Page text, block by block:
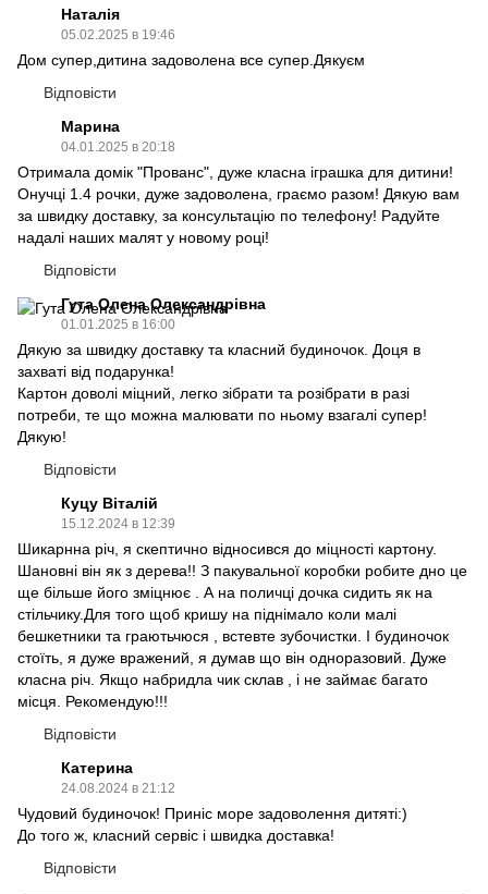
Наталія
05.02.2025 в 19:46
Дом супер,дитина задоволена все супер.Дякуєм
Відповісти
Марина
04.01.2025 в 20:18
Отримала домік "Прованс", дуже класна іграшка для дитини!
Онучці 1.4 рочки, дуже задоволена, граємо разом! Дякую вам
за швидку доставку, за консультацію по телефону! Радуйте
надалі наших малят у новому році!
Відповісти
Гута Олена Олександрівна
01.01.2025 в 16:00
Дякую за швидку доставку та класний будиночок. Доця в
захваті від подарунка!
Картон доволі міцний, легко зібрати та розібрати в разі
потреби, те що можна малювати по ньому взагалі супер!
Дякую!
Відповісти
Куцу Віталій
15.12.2024 в 12:39
Шикарнна річ, я скептично відносився до міцності картону.
Шановні він як з дерева!! З пакувальної коробки робите дно це
ще більше його зміцнює . А на поличці дочка сидить як на
стільчику.Для того щоб кришу на піднімало коли малі
бешкетники та граютьчюся , встевте зубочистки. І будиночок
стоїть, я дуже вражений, я думав що він одноразовий. Дуже
класна річ. Якщо набридла чик склав , і не займає багато
місця. Рекомендую!!!
Відповісти
Катерина
24.08.2024 в 21:12
Чудовий будиночок! Приніс море задоволення дитяті:)
До того ж, класний сервіс і швидка доставка!
Відповісти